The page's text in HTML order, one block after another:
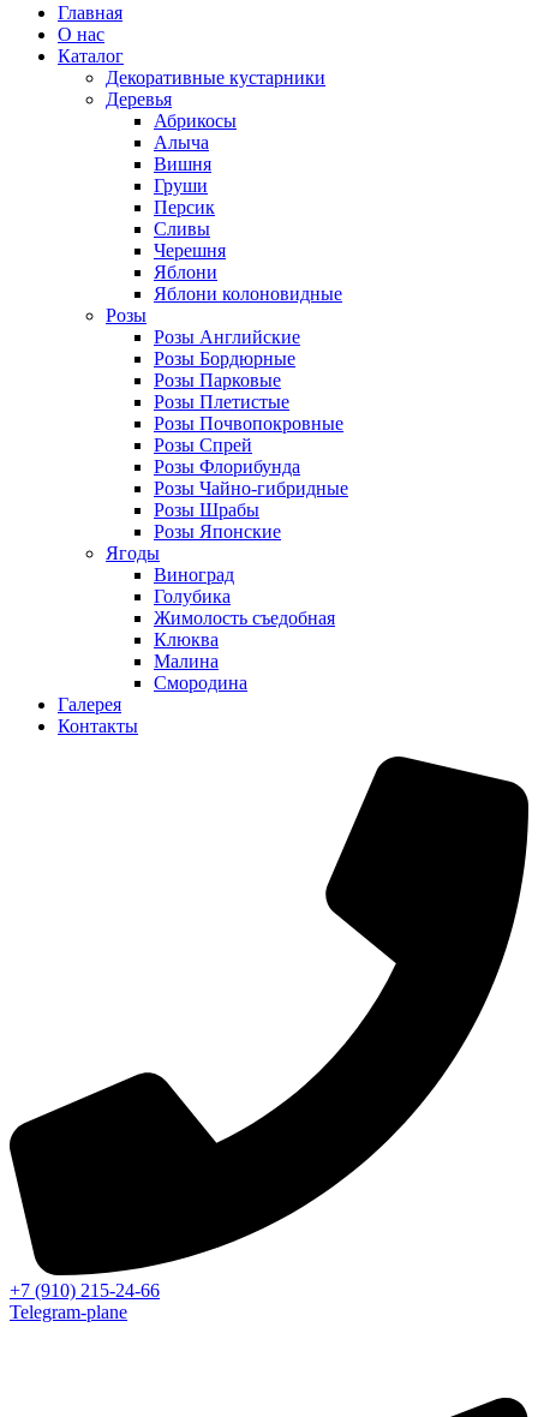
Главная
О нас
Каталог
Декоративные кустарники
Деревья
Абрикосы
Алыча
Вишня
Груши
Персик
Сливы
Черешня
Яблони
Яблони колоновидные
Розы
Розы Английские
Розы Бордюрные
Розы Парковые
Розы Плетистые
Розы Почвопокровные
Розы Спрей
Розы Флорибунда
Розы Чайно-гибридные
Розы Шрабы
Розы Японские
Ягоды
Виноград
Голубика
Жимолость съедобная
Клюква
Малина
Смородина
Галерея
Контакты
+7 (910) 215-24-66
Telegram-plane